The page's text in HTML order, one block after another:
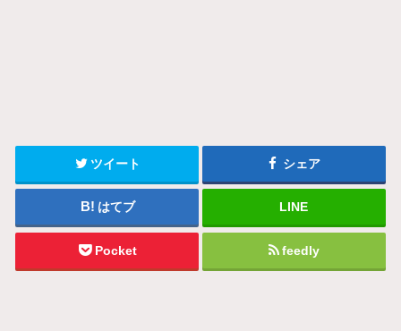
ツイート シェア
はてブ LINE
Pocket feedly